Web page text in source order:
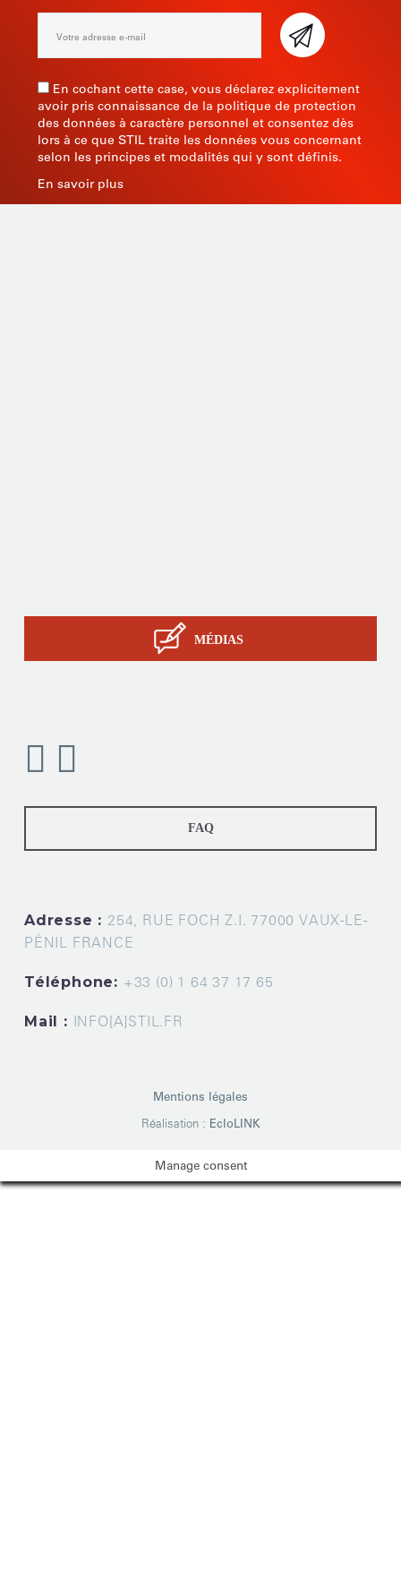
En cochant cette case, vous déclarez explicitement
avoir pris connaissance de la politique de protection
des données à caractère personnel et consentez dès
lors à ce que STIL traite les données vous concernant
selon les principes et modalités qui y sont définis.
En savoir plus
MÉDIAS
FAQ
Adresse : 254, RUE FOCH Z.I. 77000 VAUX-LE-
PÉNIL FRANCE
Téléphone: +33 (0) 1 64 37 17 65
Mail : INFO[A]STIL.FR
Mentions légales
Réalisation : EcloLINK
Manage consent